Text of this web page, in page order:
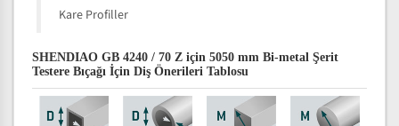
Kare Profiller
SHENDIAO GB 4240 / 70 Z için 5050 mm Bi-metal Şerit
Testere Bıçağı İçin Diş Önerileri Tablosu